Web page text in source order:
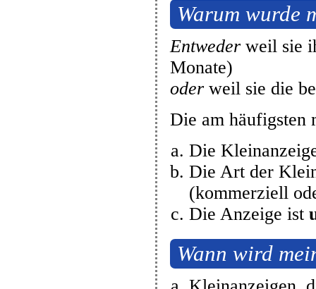
Warum wurde
Entweder weil sie
Monate)
oder weil sie die
Die am häufigsten
Die
Die Art der
(kommerziell
Die Anzeige ist
Wann wird